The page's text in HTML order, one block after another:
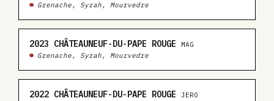
Grenache, Syrah, Mourvedre
2023 CHÂTEAUNEUF-DU-PAPE ROUGE
MAG
Grenache, Syrah, Mourvedre
2022 CHÂTEAUNEUF-DU-PAPE ROUGE JERO